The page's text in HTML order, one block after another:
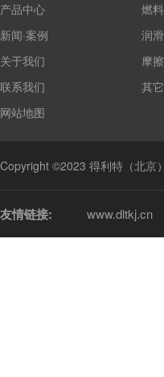
产品中心
新闻·案例
关于我们
联系我们
网站地图
燃
润
摩
其
Copyright ©2023 得利特（北京
友情链接: www.dltkj.cn